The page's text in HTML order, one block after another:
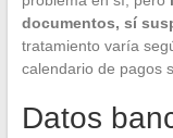
documentos, sí
tratamiento varía
calendario de pagos
Datos